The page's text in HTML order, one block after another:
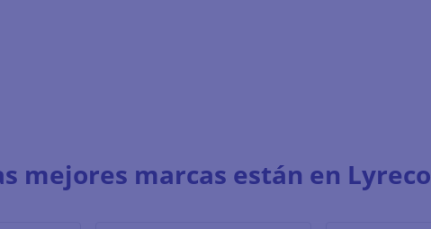
mejores marcas están en Lyreco